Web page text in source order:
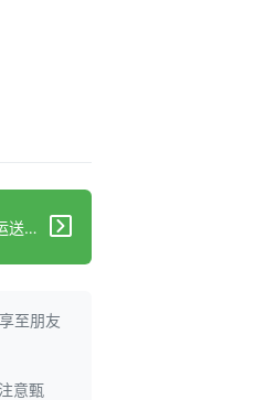
下一篇：如何报告在极端高温下未妥善运送的药物
至朋友
意甄